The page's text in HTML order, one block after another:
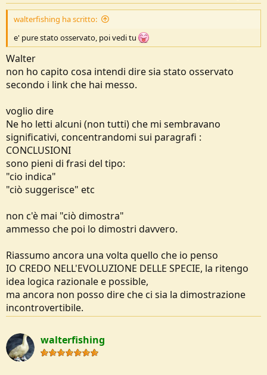
walterfishing ha scritto:
e' pure stato osservato, poi vedi tu
Walter
non ho capito cosa intendi dire sia stato osservato
secondo i link che hai messo.
voglio dire
Ne ho letti alcuni (non tutti) che mi sembravano
significativi, concentrandomi sui paragrafi :
CONCLUSIONI
sono pieni di frasi del tipo:
"cio indica"
"ciò suggerisce" etc
non c'è mai "ciò dimostra"
ammesso che poi lo dimostri davvero.
Riassumo ancora una volta quello che io penso
IO CREDO NELL'EVOLUZIONE DELLE SPECIE, la ritengo
idea logica razionale e possible,
ma ancora non posso dire che ci sia la dimostrazione
incontrovertibile.
walterfishing